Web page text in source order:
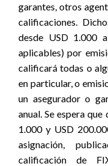
garantes, otros
calificaciones.
desde USD 1.000
aplicables) por
calificará todas o
en particular, o
un asegurador o
anual. Se espera
1.000 y USD
asignación,
calificación de